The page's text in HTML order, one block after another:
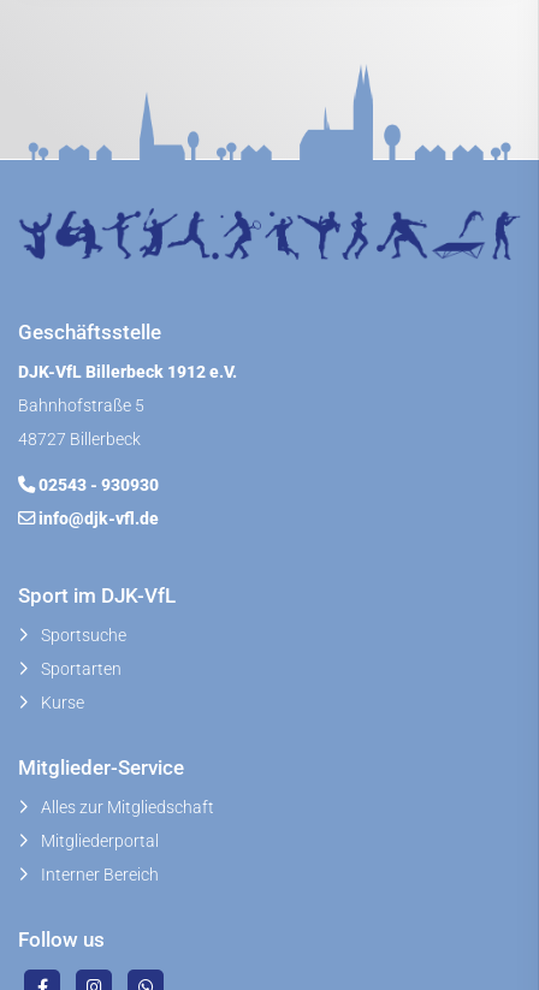
Geschäftsstelle
DJK-VfL Billerbeck 1912 e.V.
Bahnhofstraße 5
48727 Billerbeck
02543 - 930930
info@djk-vfl.de
Sport im DJK-VfL
Sportsuche
Sportarten
Kurse
Mitglieder-Service
Alles zur Mitgliedschaft
Mitgliederportal
Interner Bereich
Follow us